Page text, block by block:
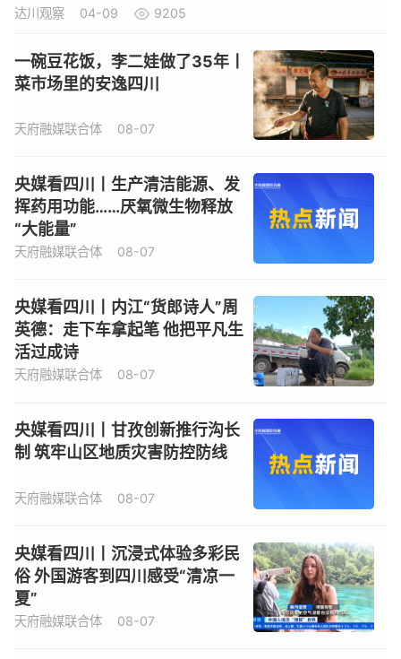
达川观察 04-09 9205
一碗豆花饭，李二娃做了35年丨
菜市场里的安逸四川
天府融媒联合体 08-07
央媒看四川丨生产清洁能源、发
挥药用功能……厌氧微生物释放
“大能量”
天府融媒联合体 08-07
央媒看四川丨内江“货郎诗人”周
英德：走下车拿起笔 他把平凡生
活过成诗
天府融媒联合体 08-07
央媒看四川丨甘孜创新推行沟长
制 筑牢山区地质灾害防控防线
天府融媒联合体 08-07
央媒看四川丨沉浸式体验多彩民
俗 外国游客到四川感受“清凉一
夏”
天府融媒联合体 08-07